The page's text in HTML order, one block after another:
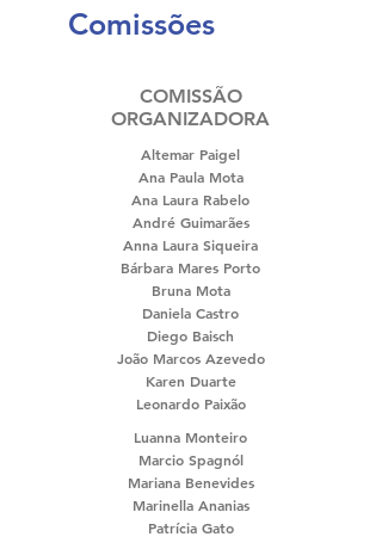
Comissões
COMISSÃO
ORGANIZADORA
Altemar Paigel
Ana Paula Mota
Ana Laura Rabelo
André Guimarães
Anna Laura Siqueira
Bárbara Mares Porto
Bruna Mota
Daniela Castro
Diego Baisch
João Marcos Azevedo
Karen Duarte
Leonardo Paixão
Luanna Monteiro
Marcio Spagnól
Mariana Benevides
Marinella Ananias
Patrícia Gato